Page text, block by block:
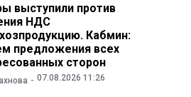
выступили против
НДС
Кабмин:
предложения всех
сторон
07.08.2026 11:26